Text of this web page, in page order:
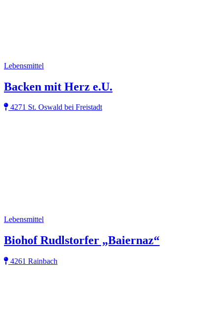
Lebensmittel
Backen mit Herz e.U.
4271 St. Oswald bei Freistadt
Lebensmittel
Biohof Rudlstorfer „Baiernaz“
4261 Rainbach